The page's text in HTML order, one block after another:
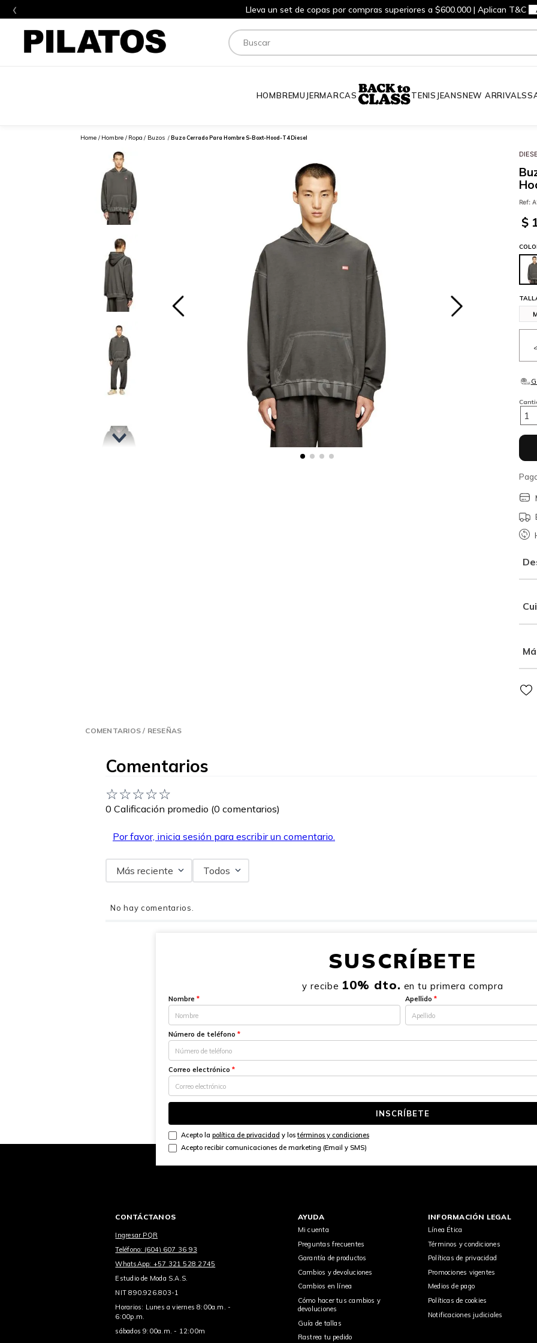
‹ Lleva un set de copas por compras superiores a $600.000 | Aplican T&C
Buscar
HOMBREMUJERMARCAS TENIS JEANSNEW ARRIVALS
Hombre Ropa Buzos Buzo Cerrado Para Hombre S-Boxt-Hood-T4 Diesel
Ref:
$
1
COMENTARIOS / RESEÑAS
Comentarios
☆☆☆☆☆
0 Calificación promedio (0 comentarios)
Por favor, inicia sesión para escribir un comentario.
Más reciente Todos
No hay comentarios.
SUSCRÍBETE
y recibe 10% dto. en tu primera compra
Nombre * Apellido *
Número de teléfono *
Correo electrónico *
INSCRÍBETE
Acepto la política de privacidad y lostérminos y condiciones
Acepto recibir comunicaciones de marketing (Email y SMS)
CONTÁCTANOS
Ingresar PQR
Teléfono: (604) 607 36 93
WhatsApp: +57 321 528 2745
Estudio de Moda S.A.S.
NIT 890.926.803-1
Horarios: Lunes a viernes 8:00a.m. -
6:00p.m.
sábados 9:00a.m. - 12:00m
AYUDA
Mi cuenta
Preguntas frecuentes
Garantía de productos
Cambios y devoluciones
Cambios en línea
Cómo hacer tus cambios y
devoluciones
Guía de tallas
Rastrea tu pedido
INFORMACIÓN LEGAL
Línea Ética
Términos y condiciones
Políticas de privacidad
Promociones vigentes
Medios de pago
Políticas de cookies
Notificaciones judiciales